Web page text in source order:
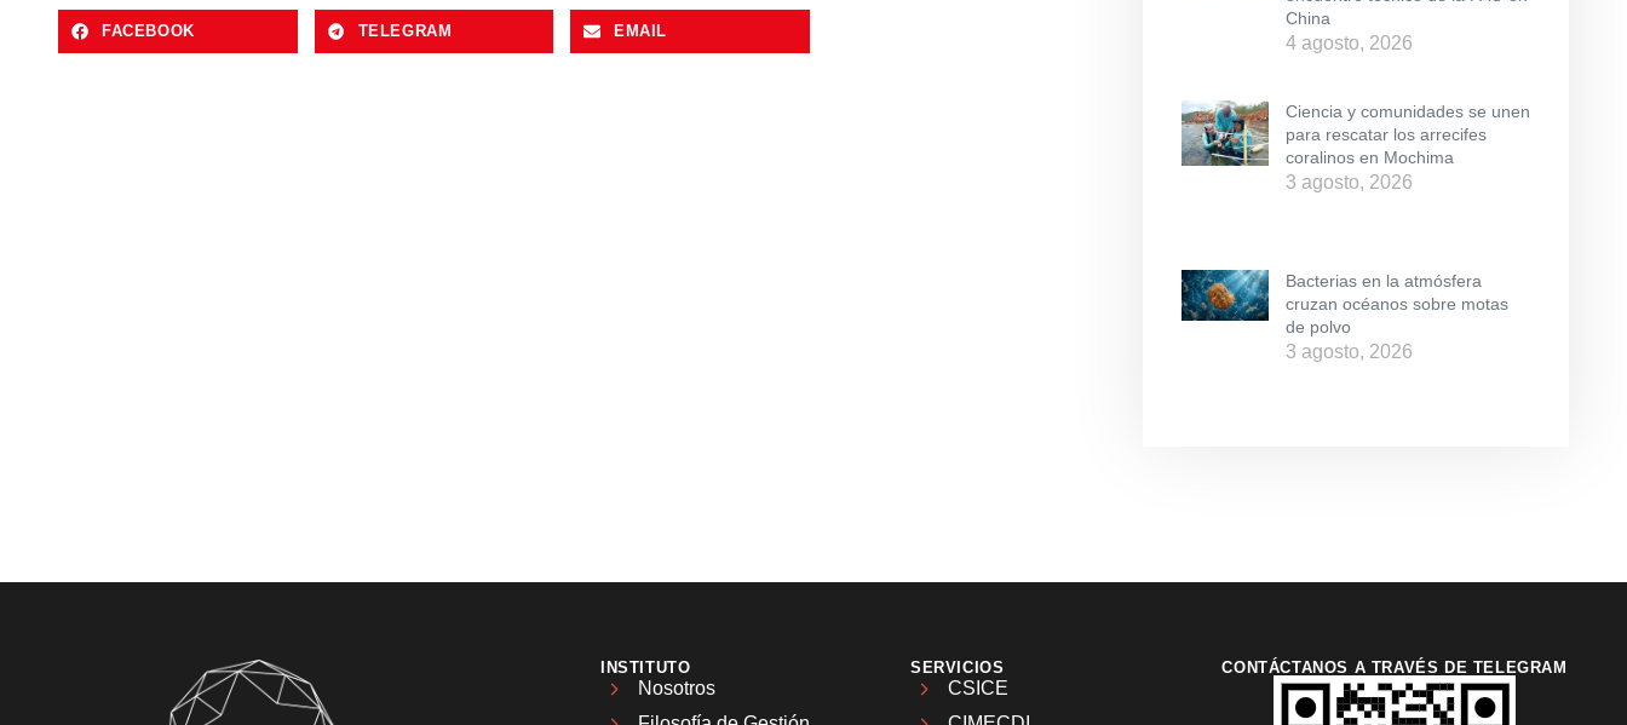
FACEBOOK TELEGRAM EMAIL
China
4 agosto, 2026
Ciencia y comunidades se unen
para rescatar los arrecifes
coralinos en Mochima
3 agosto, 2026
Bacterias en la atmósfera
cruzan océanos sobre motas
de polvo
3 agosto, 2026
INSTITUTO
Nosotros
SERVICIOS
CSICE
CONTÁCTANOS A TRAVÉS DE TELEGRAM